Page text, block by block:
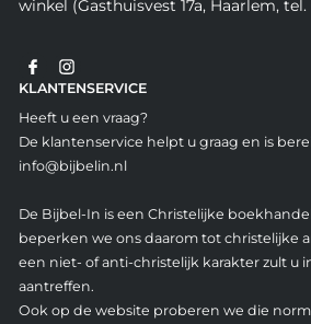
winkel (Gasthuisvest 17a, Haarlem, tel.
KLANTENSERVICE
Heeft u een vraag?
De klantenservice helpt u graag en is
info@bijbelin.nl
De Bijbel-In is een Christelijke
beperken we ons daarom tot christelijke
een niet- of anti-christelijk karakter zult u
aantreffen.
Ook op de website proberen we die